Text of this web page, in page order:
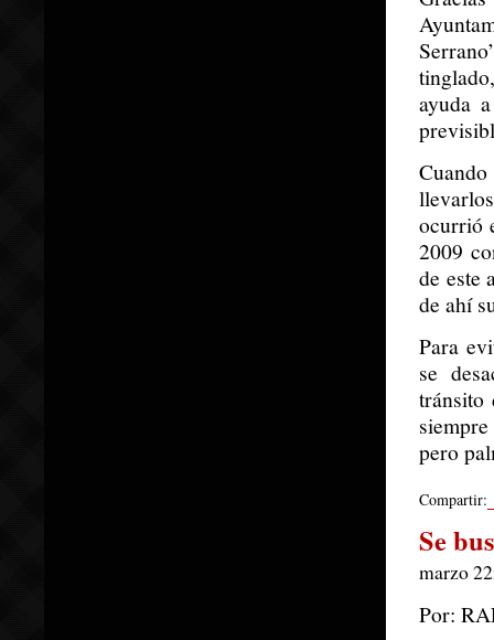
ayuda
ocurrió
2009
de este
de ahí
Para
se
tránsito
pero
Compartir:
Se
marzo
Por: